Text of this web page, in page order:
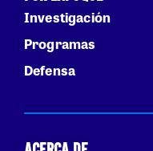
Investigación
Programas
Defensa